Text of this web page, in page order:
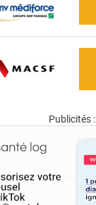
Publicités :